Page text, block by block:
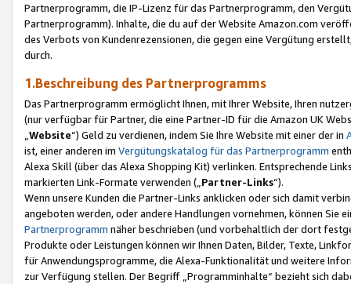
Partnerprogramm, die IP-Lizenz für das Partnerprogramm, den
Partnerprogramm). Inhalte, die du auf der Website Amazon.com
des Verbots von Kundenrezensionen, die gegen eine Vergütung
durch.
1.Beschreibung des Partnerprogramms
Das Partnerprogramm ermöglicht Ihnen, mit Ihrer Website, Ihren
(nur verfügbar für Partner, die eine Partner-ID für die Amazon UK
Website“) Geld zu verdienen, indem Sie Ihre Website mit einer der in
ist, einer anderen im Vergütungskatalog für das Partnerprogramm
Alexa Skill (über das Alexa Shopping Kit) verlinken. Entsprechende
markierten Link-Formate verwenden („ Partner-Links“).
Wenn unsere Kunden die Partner-Links anklicken oder sich damit
angeboten werden, oder andere Handlungen vornehmen, können Sie
Partnerprogramm näher beschrieben (und vorbehaltlich der dort
Produkte oder Leistungen können wir Ihnen Daten, Bilder, Texte,
für Anwendungsprogramme, die Alexa-Funktionalität und weitere
zur Verfügung stellen. Der Begriff „Programminhalte“ bezieht sich